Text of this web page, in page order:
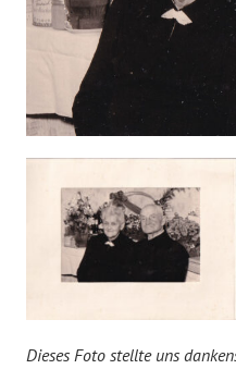
Dieses Foto stellte uns